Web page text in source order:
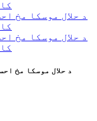
د حلال موسکا مخ